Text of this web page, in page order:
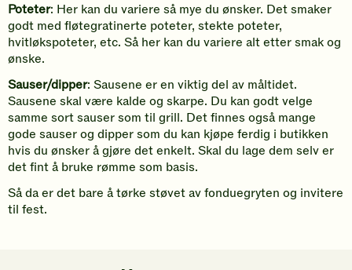
Poteter: Her kan du variere så mye du ønsker. Det smaker
godt med fløtegratinerte poteter, stekte poteter,
hvitløkspoteter, etc. Så her kan du variere alt etter smak og
ønske.
Sauser/dipper: Sausene er en viktig del av måltidet.
Sausene skal være kalde og skarpe. Du kan godt velge
samme sort sauser som til grill. Det finnes også mange
gode sauser og dipper som du kan kjøpe ferdig i butikken
hvis du ønsker å gjøre det enkelt. Skal du lage dem selv er
det fint å bruke rømme som basis.
Så da er det bare å tørke støvet av fonduegryten og invitere
til fest.